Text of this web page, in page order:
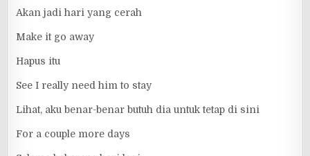
Akan jadi hari yang cerah
Make it go away
Hapus itu
See I really need him to stay
Lihat, aku benar-benar butuh dia untuk tetap di sini
For a couple more days